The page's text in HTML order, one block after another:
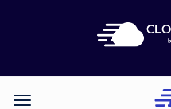
Categories